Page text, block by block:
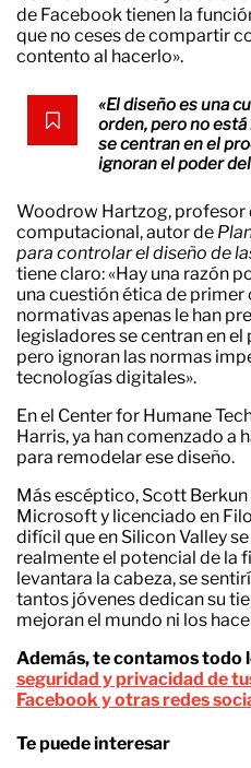
de Facebook tienen la
que no ceses de compartir
contento al hacerlo».
«El diseño es una
orden, pero no
se centran en el
ignoran el poder
Woodrow Hartzog, profesor
computacional, autor de
para controlar el diseño de
tiene claro: «Hay una razón
una cuestión ética de primer
normativas apenas le han
legisladores se centran en
pero ignoran las normas
tecnologías digitales».
En el Center for Humane
Harris, ya han comenzado a
para remodelar ese diseño.
Más escéptico, Scott
Microsoft y licenciado en
difícil que en Silicon Valley
realmente el potencial de la
levantara la cabeza, se
tantos jóvenes dedican su
mejoran el mundo ni los
Además, te contamos todo
seguridad y privacidad de
Facebook y otras redes
Te puede interesar